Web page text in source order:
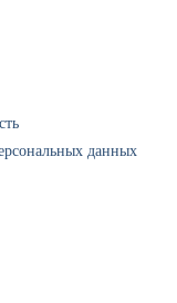
данных